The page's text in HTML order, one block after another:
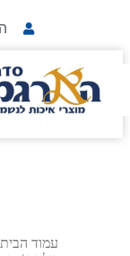
עמוד הבית